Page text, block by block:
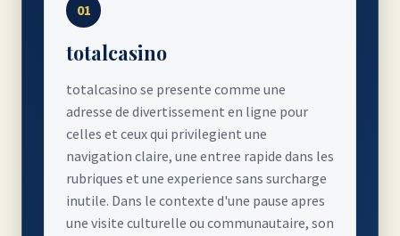
01
totalcasino
totalcasino se presente comme une
adresse de divertissement en ligne pour
celles et ceux qui privilegient une
navigation claire, une entree rapide dans les
rubriques et une experience sans surcharge
inutile. Dans le contexte d'une pause apres
une visite culturelle ou communautaire, son